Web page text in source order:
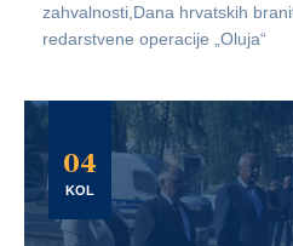
zahvalnosti,Dana hrvatskih
redarstvene operacije „Oluja“
04
KOL